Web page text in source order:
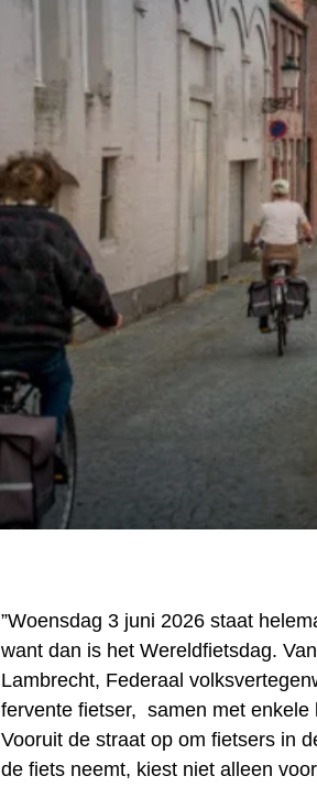
”Woensdag 3 juni 2026 staat
want dan is het Wereldfietsdag.
Lambrecht, Federaal
fervente fietser, samen met enkele
Vooruit de straat op om fietsers in
de fiets neemt, kiest niet alleen